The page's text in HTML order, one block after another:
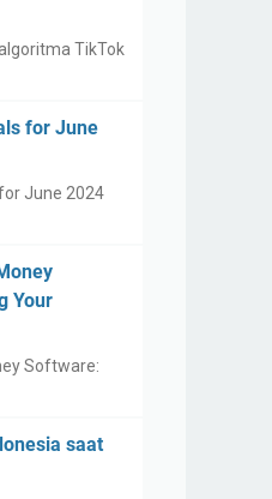
TikTok
for June
June 2024
Your
Software:
saat